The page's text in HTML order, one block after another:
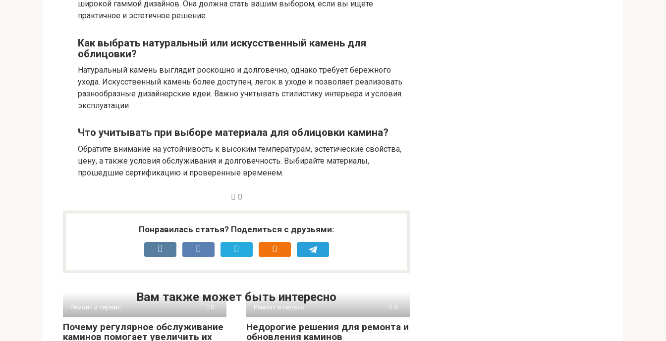
широкой гаммой дизайнов. Она должна стать вашим выбором, если вы ищете
практичное и эстетичное решение.
Как выбрать натуральный или искусственный камень для
облицовки?
Натуральный камень выглядит роскошно и долговечно, однако требует бережного
ухода. Искусственный камень более доступен, легок в уходе и позволяет реализовать
разнообразные дизайнерские идеи. Важно учитывать стилистику интерьера и условия
эксплуатации.
Что учитывать при выборе материала для облицовки камина?
Обратите внимание на устойчивость к высоким температурам, эстетические свойства,
цену, а также условия обслуживания и долговечность. Выбирайте материалы,
прошедшие сертификацию и проверенные временем.
0
Понравилась статья? Поделиться с друзьями:
Вам также может быть интересно
Ремонт и сервис 0
Почему регулярное обслуживание
каминов помогает увеличить их
Ремонт и сервис 0
Недорогие решения для ремонта и
обновления каминов